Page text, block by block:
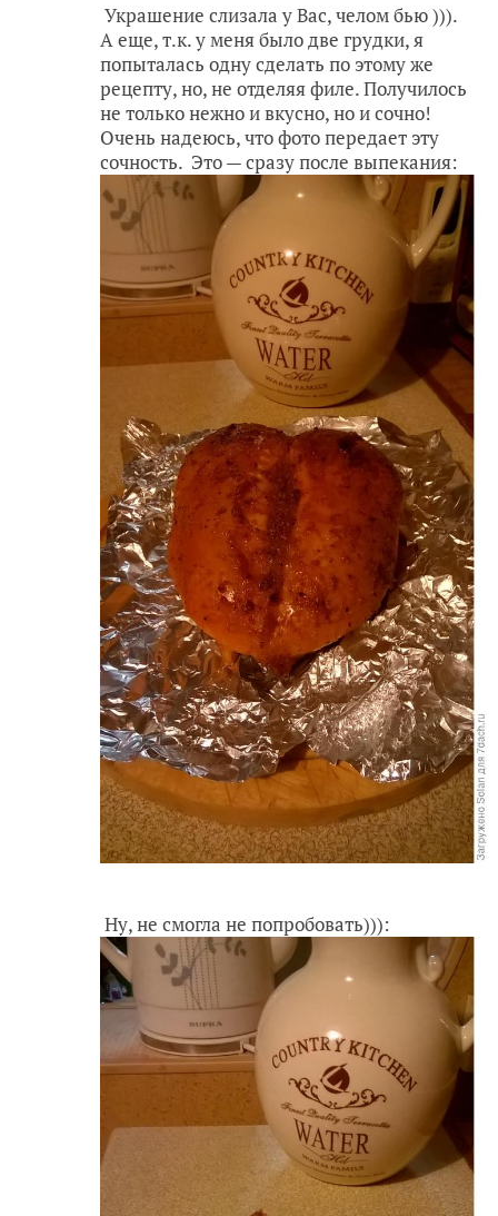
Украшение слизала у Вас, челом бью ))).
А еще, т.к. у меня было две грудки, я
попыталась одну сделать по этому же
рецепту, но, не отделяя филе. Получилось
не только нежно и вкусно, но и сочно!
Очень надеюсь, что фото передает эту
сочность. Это — сразу после выпекания:
Ну, не смогла не попробовать))):